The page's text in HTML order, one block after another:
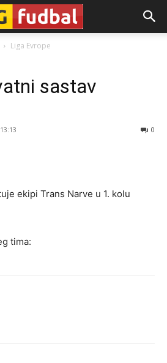
Liga Evrope
sastav
0
ekipi Trans Narve u 1. kolu
tima: